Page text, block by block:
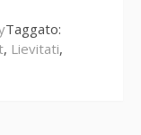
Taggato:
, Lievitati,